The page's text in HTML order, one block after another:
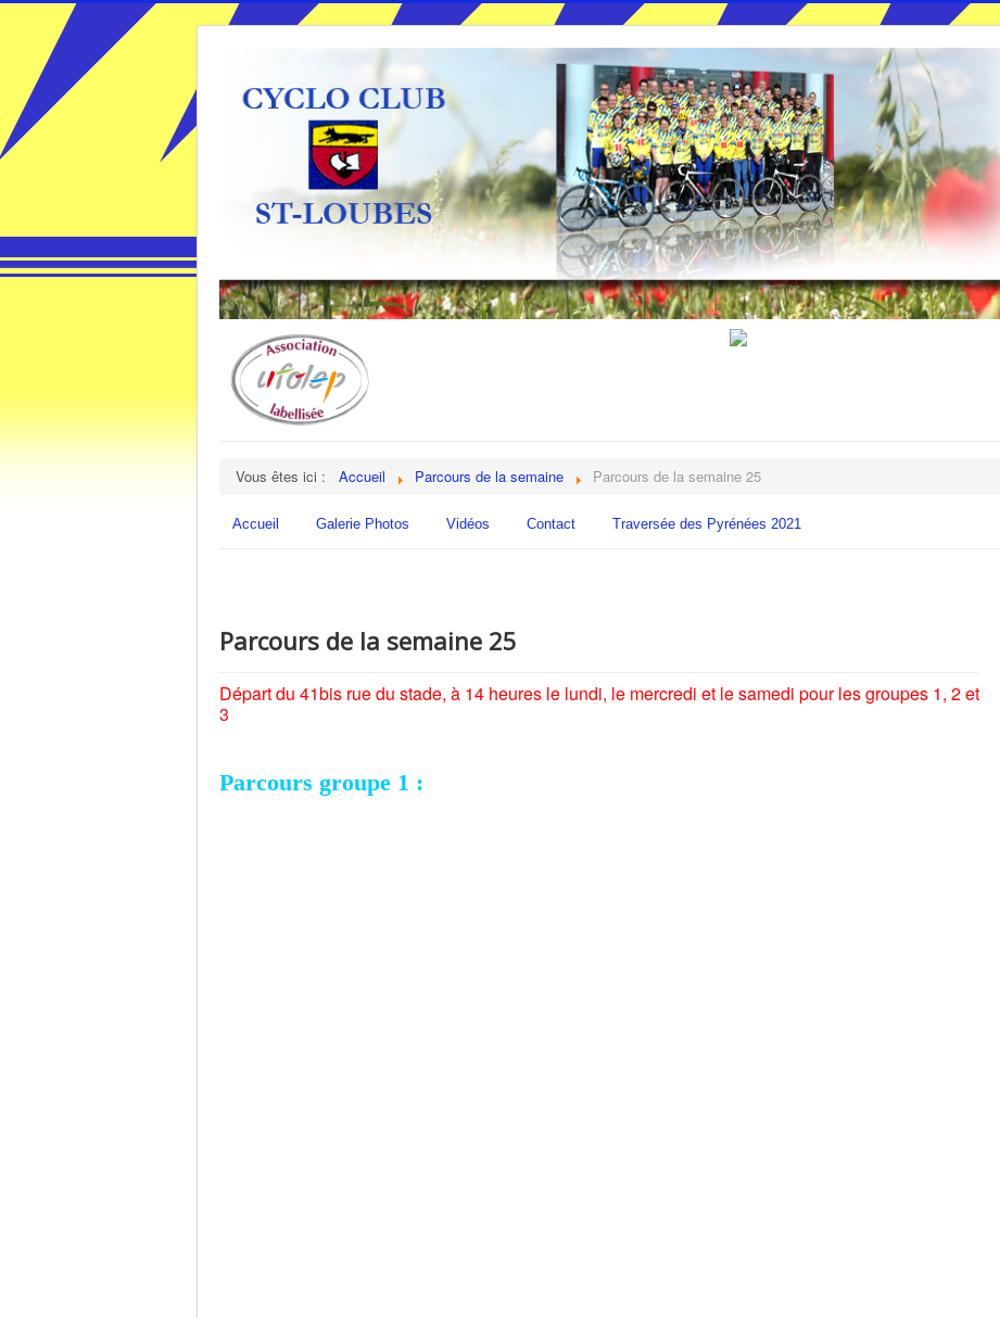
Vous êtes ici : Accueil Parcours de la semaine Parcours de la semaine 25
Accueil Galerie Photos Vidéos Contact Traversée des Pyrénées 2021
Parcours de la semaine 25
Départ du 41bis rue du stade, à 14 heures le lundi, le mercredi et le samedi pour les groupes 1, 2 et
3
Parcours groupe 1 :